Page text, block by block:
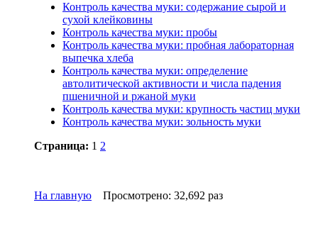
Контроль качества муки: содержание сырой и
сухой клейковины
Контроль качества муки: пробы
Контроль качества муки: пробная лабораторная
выпечка хлеба
Контроль качества муки: определение
автолитической активности и числа падения
пшеничной и ржаной муки
Контроль качества муки: крупность частиц муки
Контроль качества муки: зольность муки
Страница: 1 2
На главную Просмотрено: 32,692 раз